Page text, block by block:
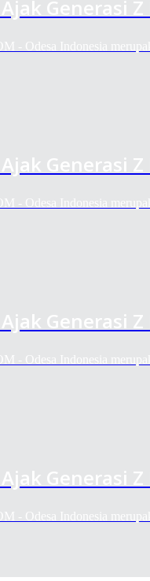
Generasi
- Odesa Indonesia
Generasi
- Odesa Indonesia
Generasi
- Odesa Indonesia
Generasi
- Odesa Indonesia